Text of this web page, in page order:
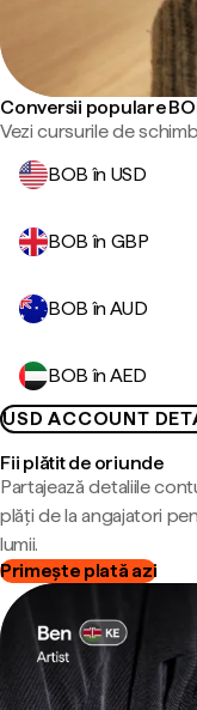
Conversii populare
Vezi cursurile de
BOB în USD
BOB în GBP
BOB în AUD
BOB în AED
USD ACCOUNT
Fii plătit de oriunde
Partajează detaliile
plăți de la angajatori
lumii.
Primește plată azi